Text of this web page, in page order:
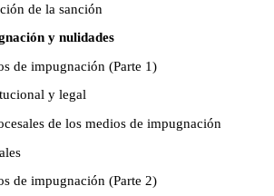
de la sanción
y nulidades
de impugnación (Parte 1)
y legal
de los medios de impugnación
de impugnación (Parte 2)